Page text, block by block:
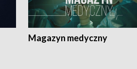
Magazyn medyczny